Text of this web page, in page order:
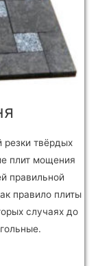
резки твёрдых
плит мощения
правильной
правило плиты
случаях до